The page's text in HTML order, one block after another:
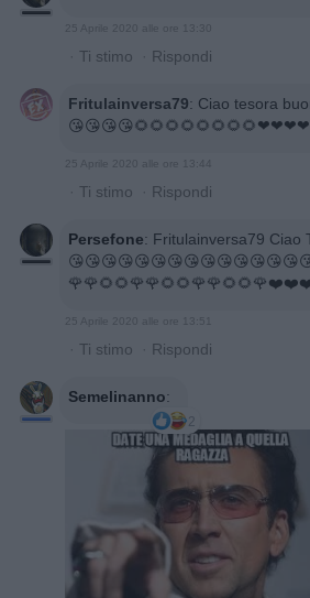
25 Aprile 2020 alle ore 13:30
· Ti stimo · Rispondi
Fritulainversa79: Ciao tesora
25 Aprile 2020 alle ore 13:44
· Ti stimo · Rispondi
Persefone: Fritulainversa79 Ciao
25 Aprile 2020 alle ore 13:51
· Ti stimo · Rispondi
Semelinanno:
2